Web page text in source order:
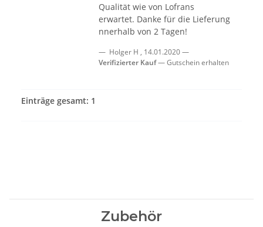
Qualität wie von Lofrans
erwartet. Danke für die Lieferung
nnerhalb von 2 Tagen!
Holger H , 14.01.2020
Verifizierter Kauf
Gutschein erhalten
Einträge gesamt: 1
Zubehör